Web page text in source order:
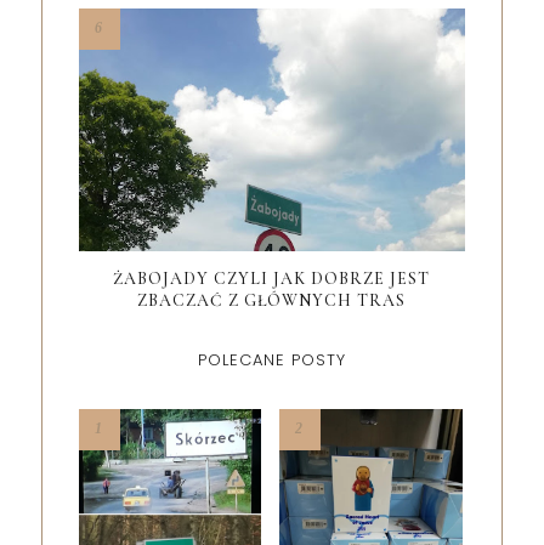
ŻABOJADY CZYLI JAK DOBRZE JEST
ZBACZAĆ Z GŁÓWNYCH TRAS
POLECANE POSTY